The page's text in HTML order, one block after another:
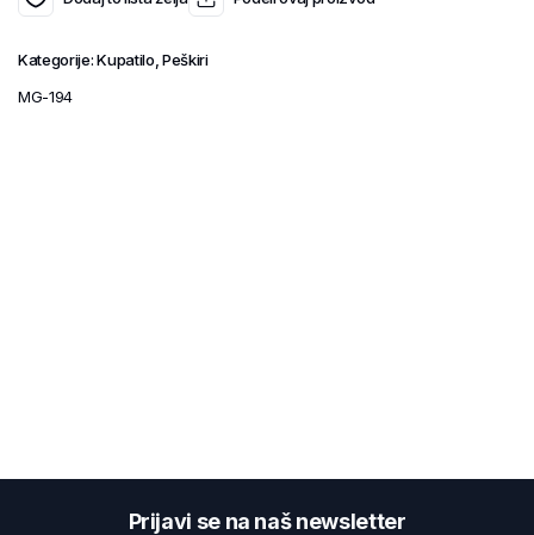
Kategorije:Kupatilo Peškiri
MG-194
Prijavi se na naš newsletter